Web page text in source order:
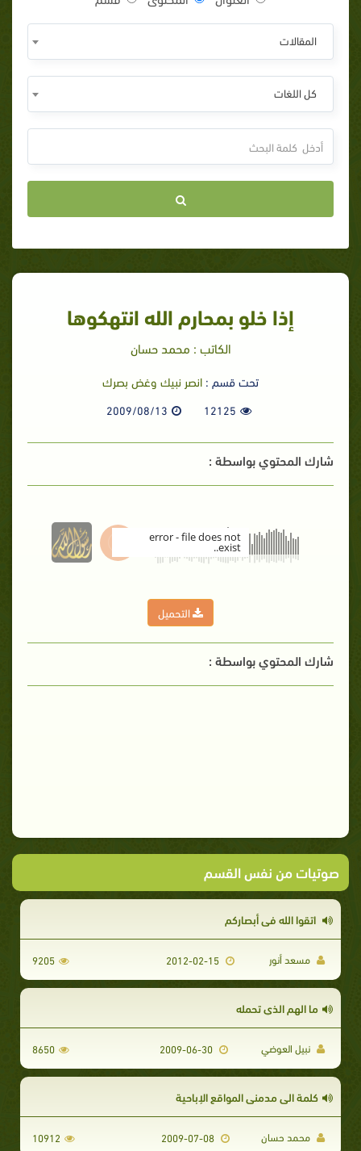
المقالات
كل اللغات
إذا خلو بمحارم الله انتهكوها
الكاتب : محمد حسان
تحت قسم : انصر نبيك وغض بصرك
12125
2009/08/13
شارك المحتوي بواسطة :
error - file does not
exist..
التحميل
شارك المحتوي بواسطة :
صوتيات من نفس القسم
اتقوا الله في أبصاركم
مسعد أنور 2012-02-15
9205
ما الهم الذي تحمله
نبيل العوضي 8650
كلمة الى مدمنى المواقع الإباحية
محمد حسان 10912